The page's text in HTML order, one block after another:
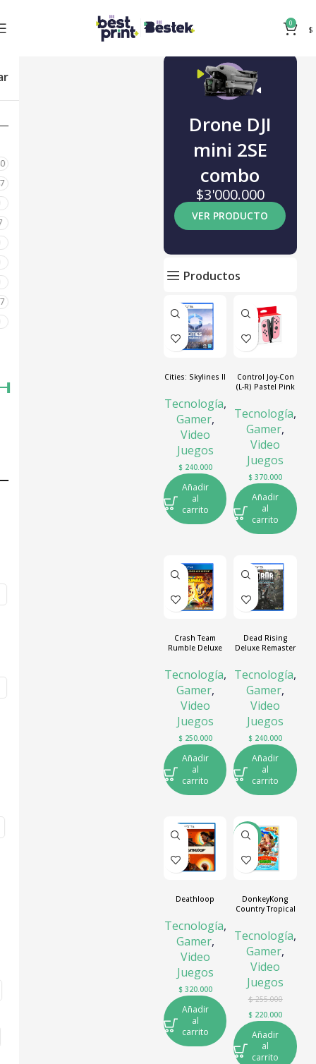
0
$
Drone DJI
mini 2SE
combo
$3'000.000
VER PRODUCTO
Productos
Cities: Skylines II
Tecnología,
Gamer,
Video
Juegos
$240.000
Añadir
al
carrito
Control Joy-Con
(L-R) Pastel Pink
Tecnología,
Gamer,
Video
Juegos
$ 370.000
Añadir
al
carrito
Crash Team
Rumble Deluxe
Tecnología,
Gamer,
Video
Juegos
$250.000
Añadir
al
carrito
Dead Rising
Deluxe Remaster
Tecnología,
Gamer,
Video
Juegos
$ 240.000
Añadir
al
carrito
Deathloop
Tecnología,
Gamer,
Video
Juegos
$320.000
Añadir
al
carrito
-14%
DonkeyKong
Country Tropical
Tecnología,
Gamer,
Video
Juegos
$255.000
$ 220.000
Añadir
al
carrito